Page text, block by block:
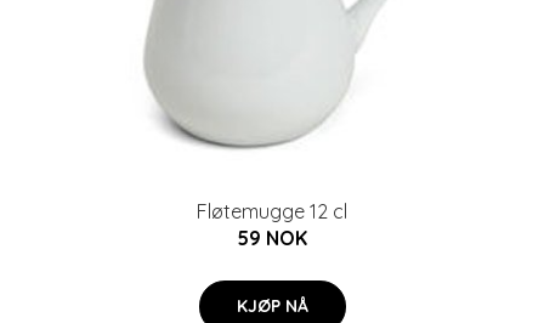
Fløtemugge 12 cl
59 NOK
KJØP NÅ